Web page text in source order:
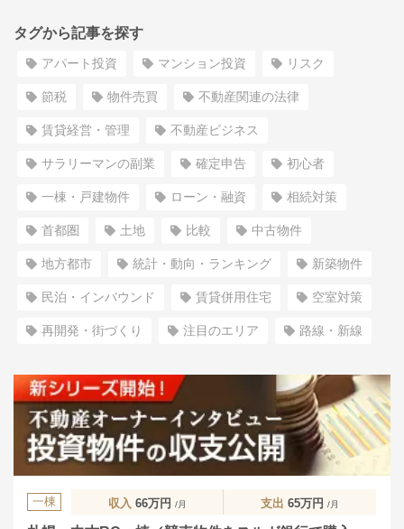
タグから記事を探す
アパート投資 マンション投資 リスク
節税 物件売買 不動産関連の法律
賃貸経営・管理 不動産ビジネス
サラリーマンの副業 確定申告 初心者
一棟・戸建物件 ローン・融資 相続対策
首都圏 土地 比較 中古物件
地方都市 統計・動向・ランキング 新築物件
民泊・インバウンド 賃貸併用住宅 空室対策
再開発・街づくり 注目のエリア 路線・新線
一棟 収入 66万円 /月 支出 65万円 /月